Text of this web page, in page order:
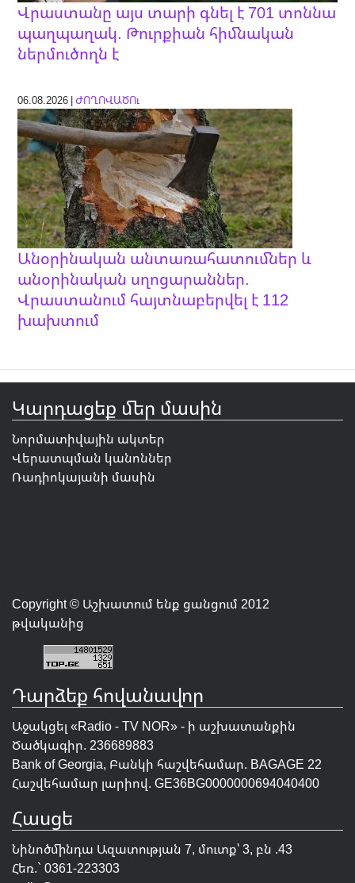
Վրաստանը այս տարի գնել է 701 տոննա
պաղպաղակ. Թուրքիան հիմնական
ներմուծողն է
06.08.2026 |ԺՈՂՈՎԱԾՈւ
Անօրինական անտառահատումներ և
անօրինական սղոցարաններ.
Վրաստանում հայտնաբերվել է 112
խախտում
Կարդացեք մեր մասին
Նորմատիվային ակտեր
Վերատպման կանոններ
Ռադիոկայանի մասին
Copyright © Աշխատում ենք ցանցում 2012
թվականից
Դարձեք հովանավոր
Աջակցել «Radio - TV NOR» - ի աշխատանքին
Ծածկագիր. 236689883
Bank of Georgia, Բանկի հաշվեհամար. BAGAGE 22
Հաշվեհամար լարիով. GE36BG0000000694040400
Հասցե
Նինոծմինդա Ազատության 7, մուտք՝ 3, բն .43
Հեռ.` 0361-223303